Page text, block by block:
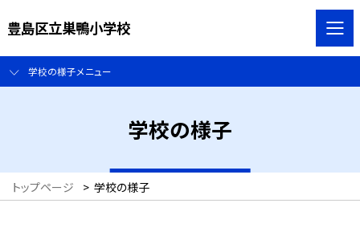
豊島区立巣鴨小学校
学校の様子メニュー
学校の様子
トップページ > 学校の様子